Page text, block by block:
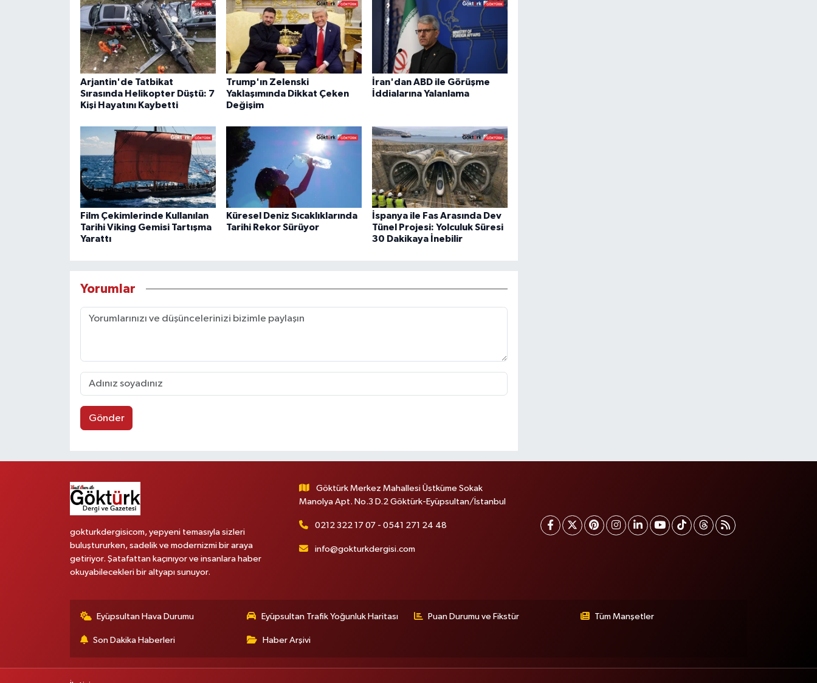
Arjantin'de Tatbikat
Sırasında Helikopter Düştü: 7
Kişi Hayatını Kaybetti
Trump'ın Zelenski
Yaklaşımında Dikkat Çeken
Değişim
İran'dan ABD ile Görüşme
İddialarına Yalanlama
Film Çekimlerinde Kullanılan
Tarihi Viking Gemisi Tartışma
Yarattı
Küresel Deniz Sıcaklıklarında
Tarihi Rekor Sürüyor
İspanya ile Fas Arasında Dev
Tünel Projesi: Yolculuk Süresi
30 Dakikaya İnebilir
Yorumlar
Gönder
gokturkdergisicom, yepyeni temasıyla sizleri
buluştururken, sadelik ve modernizmi bir araya
getiriyor. Şatafattan kaçınıyor ve insanlara haber
okuyabilecekleri bir altyapı sunuyor.
Göktürk Merkez Mahallesi Üstküme Sokak
Manolya Apt. No.3 D.2 Göktürk-Eyüpsultan/İstanbul
0212 322 17 07 - 0541 271 24 48
info@gokturkdergisi.com
Eyüpsultan Hava Durumu Eyüpsultan Trafik Yoğunluk Haritası Puan Durumu ve Fikstür Tüm Manşetler
Son Dakika Haberleri Haber Arşivi